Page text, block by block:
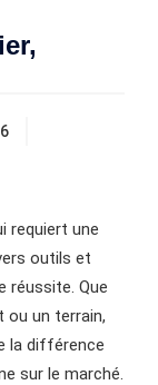
requiert une
outils et
réussite. Que
ou un terrain,
la différence
sur le marché.